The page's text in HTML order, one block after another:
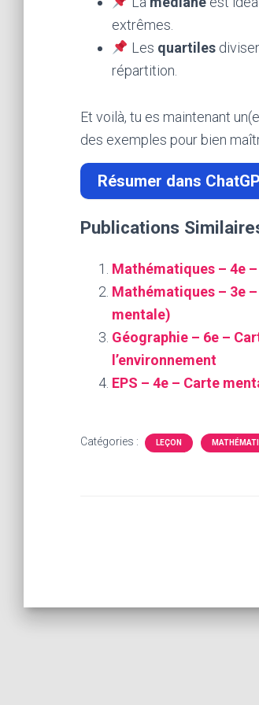
extrêmes.
Les quartiles
répartition.
Et voilà, tu es maintenant
des exemples pour bien
Résumer dans
Publications
Mathématiques – 4e
Mathématiques – 3e
mentale)
Géographie – 6e –
l’environnement
EPS – 4e – Carte
Catégories : LEÇON